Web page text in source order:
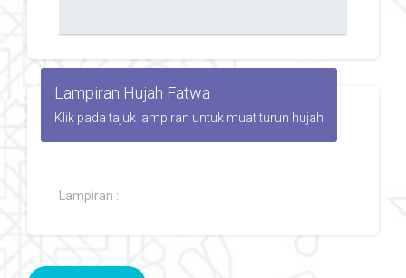
Lampiran Hujah Fatwa
Klik pada tajuk lampiran untuk muat turun hujah
Lampiran :